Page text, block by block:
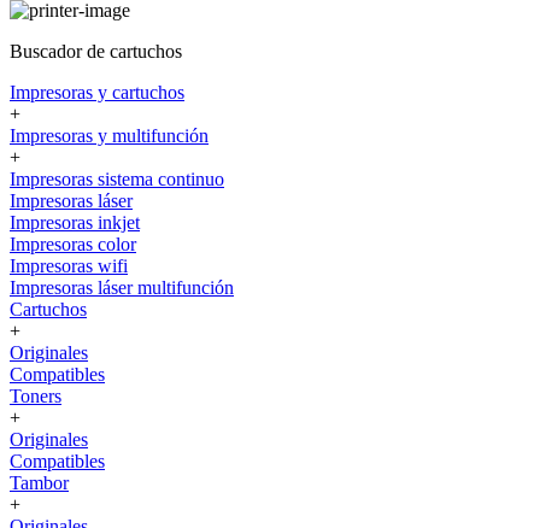
Buscador de cartuchos
Impresoras y cartuchos
+
Impresoras y multifunción
+
Impresoras sistema continuo
Impresoras láser
Impresoras inkjet
Impresoras color
Impresoras wifi
Impresoras láser multifunción
Cartuchos
+
Originales
Compatibles
Toners
+
Originales
Compatibles
Tambor
+